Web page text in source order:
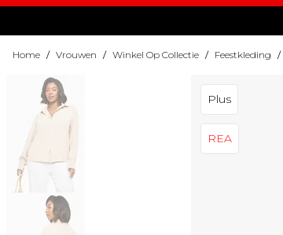
Home / Vrouwen / Winkel Op Collectie / Feestkleding /
Plus
REA